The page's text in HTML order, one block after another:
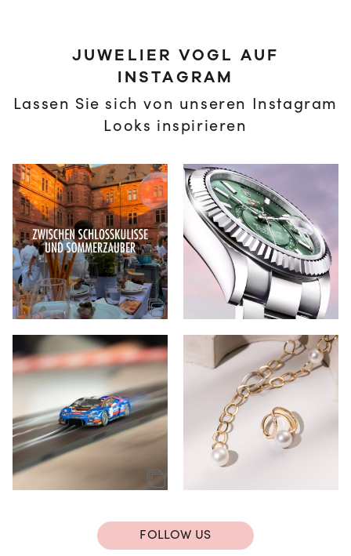
JUWELIER VOGL AUF
INSTAGRAM
Lassen Sie sich von unseren Instagram
Looks inspirieren
FOLLOW US